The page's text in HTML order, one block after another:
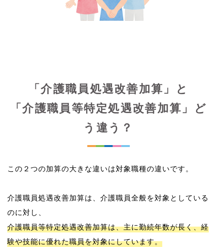
「介護職員処遇改善加算」と
「介護職員等特定処遇改善加算」ど
う違う？
この２つの加算の大きな違いは対象職種の違いです。
介護職員処遇改善加算は、介護職員全般を対象としている
介護職員等特定処遇改善加算は、主に勤続年数が長く、経
験や技能に優れた職員を対象にしています。